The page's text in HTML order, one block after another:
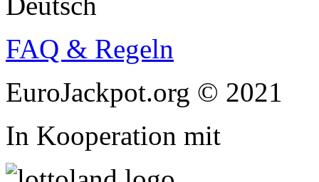
FAQ & Regeln
EuroJackpot.org © 2021
In Kooperation mit